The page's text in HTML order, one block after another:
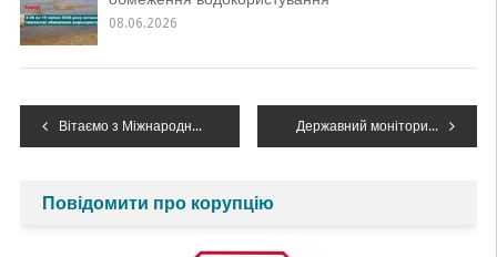
08.06.2026
Навігація
Вітаємо з Міжнародним днем Дніпра! Державний моніторинг вод в умовах воєнного часу
Повідомити про корупцію